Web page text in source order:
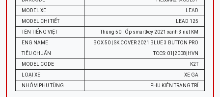
MODEL XE
LEAD
MODEL CHI TIẾT
LEAD 125
TÊN TIẾNG VIỆT
Thùng 50 | Ốp smartkey 2021 xanh 3 nút KM
ENG NAME
BOX 50 | SK COVER 2021 BLUE 3 BUTTON PRO
TIÊU CHUẨN
TCCS: 01|2008|HVN
MODEL CODE
K2T
LOẠI XE
XE GA
NHÓM PHỤ TÙNG
PHỤ KIỆN TRANG TRÍ